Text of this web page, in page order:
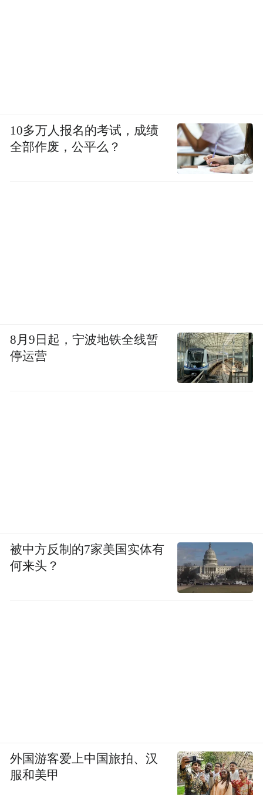
10多万人报名的考试，成绩
全部作废，公平么？
8月9日起，宁波地铁全线暂
停运营
被中方反制的7家美国实体有
何来头？
外国游客爱上中国旅拍、汉
服和美甲